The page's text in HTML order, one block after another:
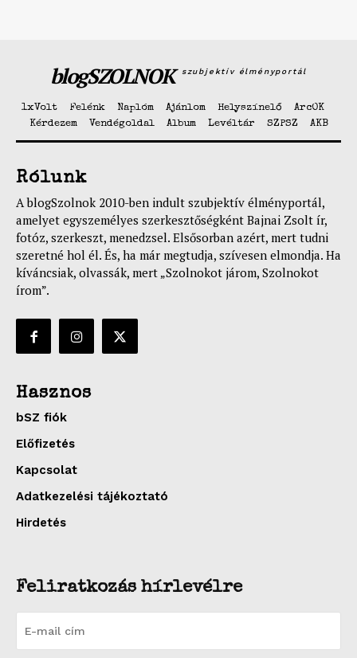
blogSZOLNOK szubjektív élményportál
1xVolt Felénk Naplóm Ajánlom Helyszínelő
ArcOK
Kérdezem
Vendégoldal Album Levéltár SZPSZ AKB
Rólunk
A blogSzolnok 2010-ben indult szubjektív élményportál,
amelyet egyszemélyes szerkesztőségként Bajnai Zsolt ír,
fotóz, szerkeszt, menedzsel. Elsősorban azért, mert tudni
szeretné hol él. És, ha már megtudja, szívesen elmondja. Ha
kíváncsiak, olvassák, mert „Szolnokot járom, Szolnokot
írom”.
Hasznos
bSZ fiók
Előfizetés
Kapcsolat
Adatkezelési tájékoztató
Hirdetés
Feliratkozás hírlevélre